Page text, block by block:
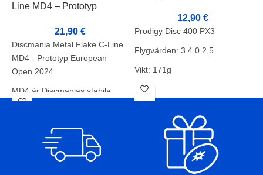
Line MD4 – Prototyp
21,90 €
Discmania Metal Flake C-Line
MD4 - Prototyp European
Open 2024
MD4 är Discmanias stabila
version av den populära MD3-
skivan. Denna skiva tål ännu
hårdare slag och erbjuder en
12,90 €
Prodigy Disc 400 PX3
Flygvärden: 3 4 0 2,5
Vikt: 171g
Skick: B